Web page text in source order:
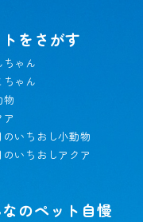
をさがす
ちゃん
ちゃん
物
ア
のいちおし小動物
のいちおしアクア
のペット自慢